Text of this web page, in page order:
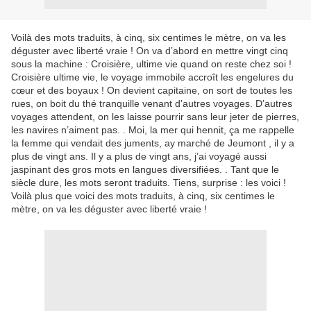
Voilà des mots traduits, à cinq, six centimes le mètre, on va les
déguster avec liberté vraie ! On va d’abord en mettre vingt cinq
sous la machine : Croisière, ultime vie quand on reste chez soi !
Croisière ultime vie, le voyage immobile accroît les engelures du
cœur et des boyaux ! On devient capitaine, on sort de toutes les
rues, on boit du thé tranquille venant d’autres voyages. D’autres
voyages attendent, on les laisse pourrir sans leur jeter de pierres,
les navires n’aiment pas. . Moi, la mer qui hennit, ça me rappelle
la femme qui vendait des juments, ay marché de Jeumont , il y a
plus de vingt ans. Il y a plus de vingt ans, j’ai voyagé aussi
jaspinant des gros mots en langues diversifiées. . Tant que le
siècle dure, les mots seront traduits. Tiens, surprise : les voici !
Voilà plus que voici des mots traduits, à cinq, six centimes le
mètre, on va les déguster avec liberté vraie !